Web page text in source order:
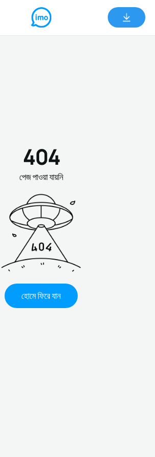
404
পেজ পাওয়া যায়নি
হোমে ফিরে যান